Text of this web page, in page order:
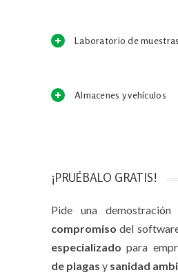
Laboratorio de muestras
Almacenes y vehículos
¡PRUÉBALO GRATIS!
Pide una demostración
compromiso del
especializado para
de plagas y sanidad